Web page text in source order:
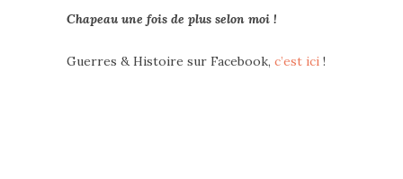
Chapeau une fois de plus selon moi !
Guerres & Histoire sur Facebook, c’est ici !